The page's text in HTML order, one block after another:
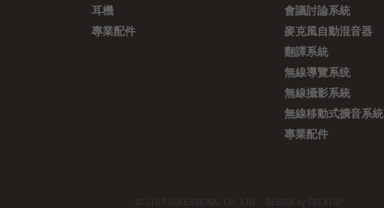
耳機
專業配件
會議討論系統
麥克風自動混音器
翻譯系統
無線導覽系统
無線攝影系統
無線移動式擴音系統
專業配件
© JTS PROFESSIONAL CO., LTD DESIGN by CREATOP